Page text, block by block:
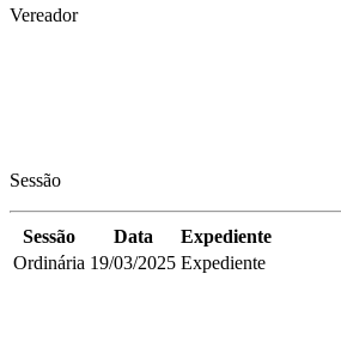
Vereador
Sessão
Sessão Data
Expediente
Ordinária 19/03/2025 Expediente